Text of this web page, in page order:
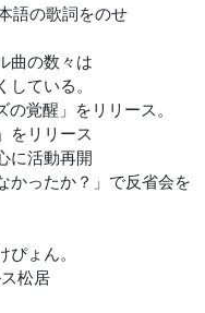
語の歌詞をのせ
曲の数々は
ている。
覚醒」をリリース。
をリリース
に活動再開
かったか？」で反省会を
ょん。
松居